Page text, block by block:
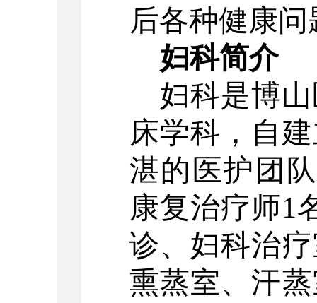
后各种健康
妇科简介
妇科是博
床学科，自
湛的医护团
康复治疗师1
诊、妇科治
熏蒸室、汗